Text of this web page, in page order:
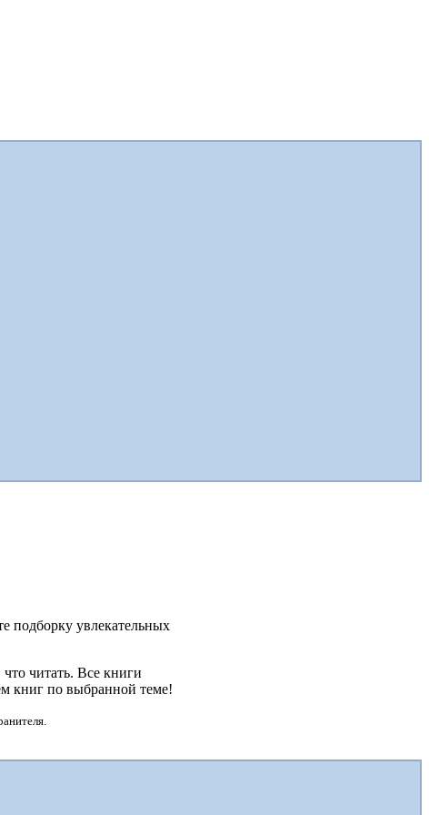
подборку увлекательных
читать. Все книги
книг по выбранной теме!